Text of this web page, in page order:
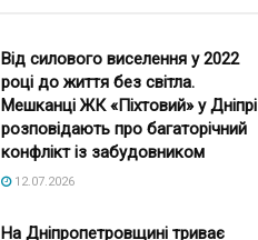
Від силового виселення у 2022
році до життя без світла.
Мешканці ЖК «Піхтовий» у Дніпрі
розповідають про багаторічний
конфлікт із забудовником
12.07.2026
На Дніпропетровщині триває